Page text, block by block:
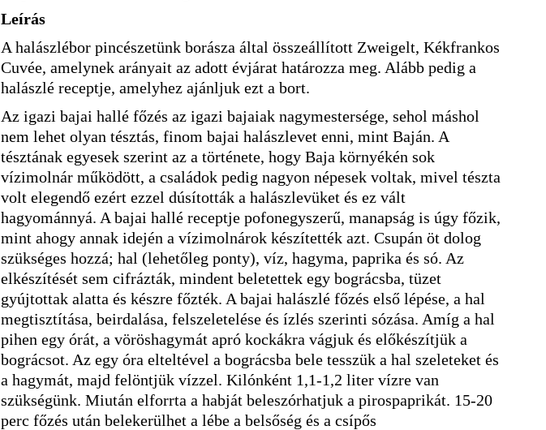
Leírás
A halászlébor pincészetünk borásza által összeállított Zweigelt, Kékfrankos
Cuvée, amelynek arányait az adott évjárat határozza meg. Alább pedig a
halászlé receptje, amelyhez ajánljuk ezt a bort.
Az igazi bajai hallé főzés az igazi bajaiak nagymestersége, sehol máshol
nem lehet olyan tésztás, finom bajai halászlevet enni, mint Baján. A
tésztának egyesek szerint az a története, hogy Baja környékén sok
vízimolnár működött, a családok pedig nagyon népesek voltak, mivel tészta
volt elegendő ezért ezzel dúsították a halászlevüket és ez vált
hagyománnyá. A bajai hallé receptje pofonegyszerű, manapság is úgy főzik,
mint ahogy annak idején a vízimolnárok készítették azt. Csupán öt dolog
szükséges hozzá; hal (lehetőleg ponty), víz, hagyma, paprika és só. Az
elkészítését sem cifrázták, mindent beletettek egy bográcsba, tüzet
gyújtottak alatta és készre főzték. A bajai halászlé főzés első lépése, a hal
megtisztítása, beirdalása, felszeletelése és ízlés szerinti sózása. Amíg a hal
pihen egy órát, a vöröshagymát apró kockákra vágjuk és előkészítjük a
bográcsot. Az egy óra elteltével a bográcsba bele tesszük a hal szeleteket és
a hagymát, majd felöntjük vízzel. Kilónként 1,1-1,2 liter vízre van
szükségünk. Miután elforrta a habját beleszórhatjuk a pirospaprikát. 15-20
perc főzés után belekerülhet a lébe a belsőség és a csípős